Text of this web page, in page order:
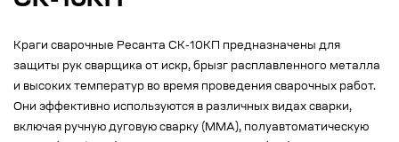
Краги сварочные Ресанта СК-10КП предназначены для
защиты рук сварщика от искр, брызг расплавленного металла
и высоких температур во время проведения сварочных работ.
Они эффективно используются в различных видах сварки,
включая ручную дуговую сварку (MMA), полуавтоматическую